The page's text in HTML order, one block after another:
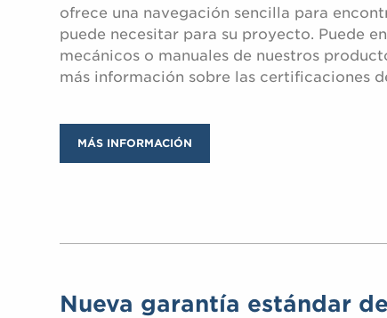
ofrece una navegación sencilla para
puede necesitar para su proyecto. Puede
mecánicos o manuales de nuestros
más información sobre las certificaciones
MÁS INFORMACIÓN
Nueva garantía estándar